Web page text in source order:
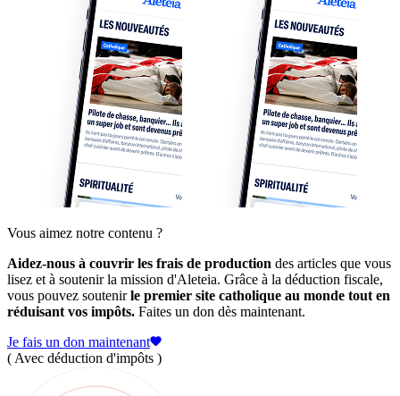
Vous aimez notre contenu ?
Aidez-nous à couvrir les frais de production des articles que vous
lisez et à soutenir la mission d'Aleteia. Grâce à la déduction fiscale,
vous pouvez soutenirle premier site catholique au monde tout en
réduisant vos impôts. Faites un don dès maintenant.
Je fais un don maintenant
( Avec déduction d'impôts )